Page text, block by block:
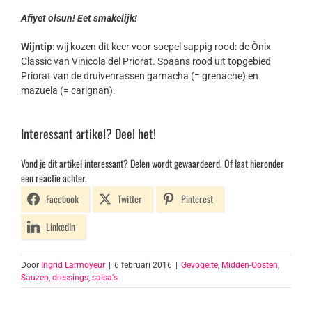
Afiyet olsun! Eet smakelijk!
Wijntip: wij kozen dit keer voor soepel sappig rood: de Ònix
Classic van Vinicola del Priorat. Spaans rood uit topgebied
Priorat van de druivenrassen garnacha (= grenache) en
mazuela (= carignan).
Interessant artikel? Deel het!
Vond je dit artikel interessant? Delen wordt gewaardeerd. Of laat hieronder
een reactie achter.
Facebook
Twitter
Pinterest
LinkedIn
Door Ingrid Larmoyeur 6 februari 2016 Gevogelte, Midden-Oosten,
Sauzen, dressings, salsa's